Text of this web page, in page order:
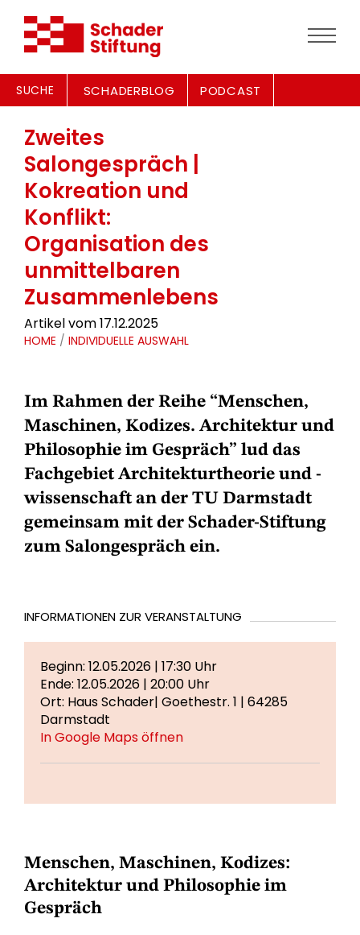
SUCHE SCHADERBLOG PODCAST
Zweites
Salongespräch |
Kokreation und
Konflikt:
Organisation des
unmittelbaren
Zusammenlebens
Artikel vom 17.12.2025
HOME / INDIVIDUELLE AUSWAHL
Im Rahmen der Reihe “Menschen,
Maschinen, Kodizes. Architektur und
Philosophie im Gespräch” lud das
Fachgebiet Architekturtheorie und -
wissenschaft an der TU Darmstadt
gemeinsam mit der Schader-Stiftung
zum Salongespräch ein.
INFORMATIONEN ZUR VERANSTALTUNG
Beginn: 12.05.2026 | 17:30 Uhr
Ende: 12.05.2026 | 20:00 Uhr
Ort: Haus Schader| Goethestr. 1 | 64285
Darmstadt
In Google Maps öffnen
Menschen, Maschinen, Kodizes:
Architektur und Philosophie im
Gespräch